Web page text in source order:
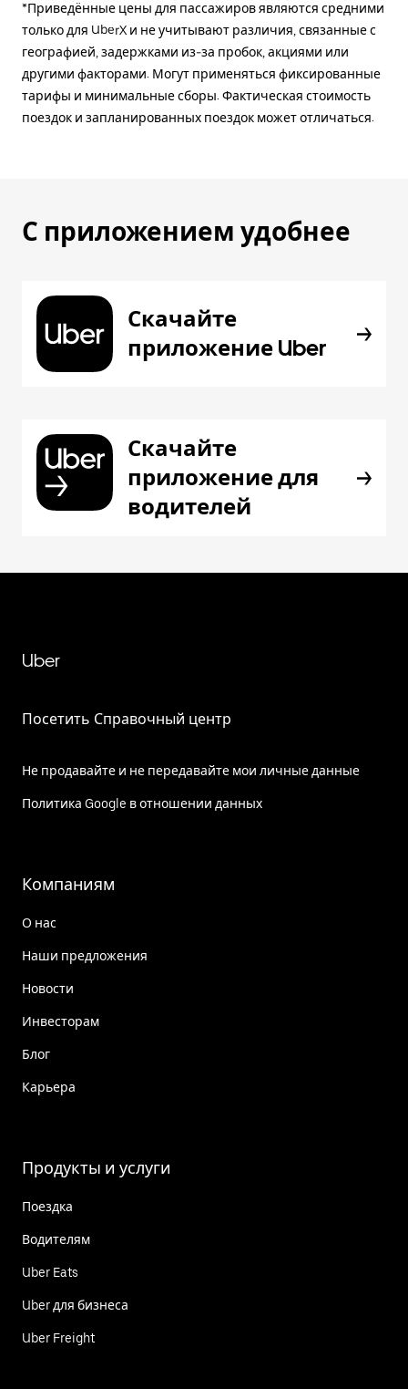
*Приведённые цены для пассажиров являются средними
только для UberX и не учитывают различия, связанные с
географией, задержками из-за пробок, акциями или
другими факторами. Могут применяться фиксированные
тарифы и минимальные сборы. Фактическая стоимость
поездок и запланированных поездок может отличаться.
С приложением удобнее
Скачайте
приложение Uber
Скачайте
приложение для
водителей
Uber
Посетить Справочный центр
Не продавайте и не передавайте мои личные данные
Политика Google в отношении данных
Компаниям
О нас
Наши предложения
Новости
Инвесторам
Блог
Карьера
Продукты и услуги
Поездка
Водителям
Uber Eats
Uber для бизнеса
Uber Freight